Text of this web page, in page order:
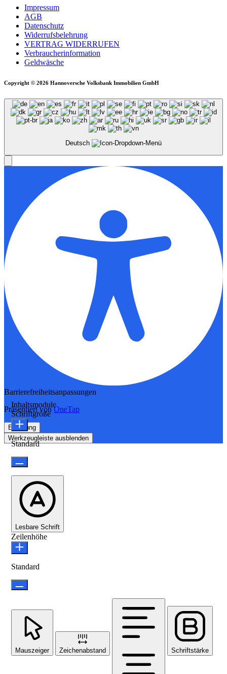
Impressum
AGB
Datenschutz
Widerrufsbelehrung
VERTRAG WIDERRUFEN
Verbraucher­information
Geldwäsche
Copyright © 2026 Hannoversche Volksbank Immobilien GmbH
Deutsch
Barrierefreiheitsanpassungen
Präsentiert vonOneTap
Erklärung
Werkzeugleiste ausblenden
Inhaltsmodule
Schriftgröße
Standard
Lesbare Schrift
Zeilenhöhe
Standard
Mauszeiger Zeichenabstand Schriftstärke